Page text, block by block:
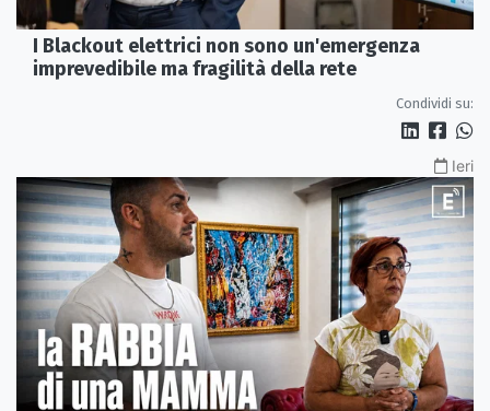
I Blackout elettrici non sono un'emergenza
imprevedibile ma fragilità della rete
Condividi su:
Ieri